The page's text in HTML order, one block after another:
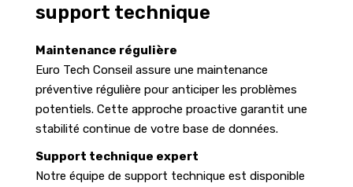
support technique
Maintenance régulière
Euro Tech Conseil assure une maintenance
préventive régulière pour anticiper les problèmes
potentiels. Cette approche proactive garantit une
stabilité continue de votre base de données.
Support technique expert
Notre équipe de support technique est disponible